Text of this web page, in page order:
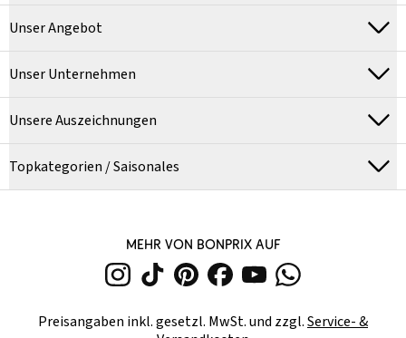
Unser Angebot
Unser Unternehmen
Unsere Auszeichnungen
Topkategorien / Saisonales
MEHR VON BONPRIX AUF
Preisangaben inkl. gesetzl. MwSt. und zzgl.Service- &